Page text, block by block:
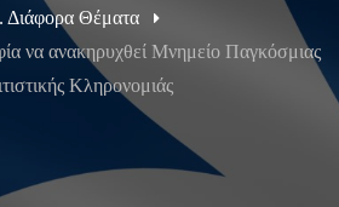
Διάφορα Θέματα
να ανακηρυχθεί Μνημείο Παγκόσμιας
Κληρονομιάς